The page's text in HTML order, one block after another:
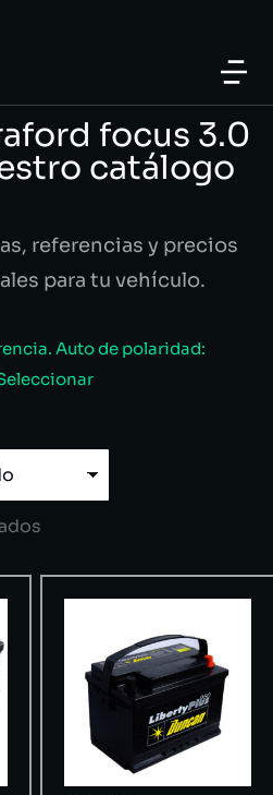
focus 3.0
catálogo
referencias y precios
para tu vehículo.
Auto de polaridad: